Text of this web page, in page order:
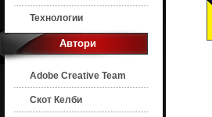
Технологии
Автори
Adobe Creative Team
Скот Келби